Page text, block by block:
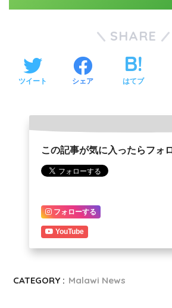
SHARE
ツイート シェア はてブ
この記事が気に入ったらフォ
フォローする
YouTube
CATEGORY : Malawi News